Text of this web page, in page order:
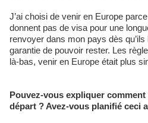
J’ai choisi de venir en Europe
donnent pas de visa pour une
renvoyer dans mon pays dès qu’ils
garantie de pouvoir rester. Les
là-bas, venir en Europe était plus
Pouvez-vous expliquer comment vous avez préparé votre
départ ? Avez-vous planifié ceci